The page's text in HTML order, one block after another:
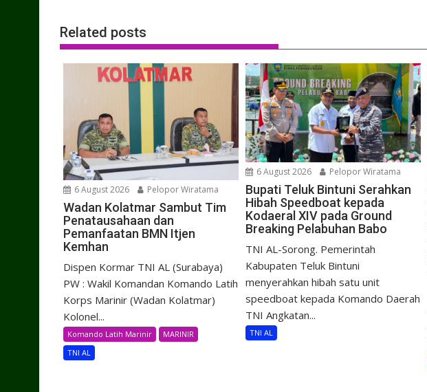
Related posts
6 August 2026 Pelopor Wiratama
Wadan Kolatmar Sambut Tim
Penatausahaan dan
Pemanfaatan BMN Itjen
Kemhan
Dispen Kormar TNI AL (Surabaya)
PW : Wakil Komandan Komando Latih
Korps Marinir (Wadan Kolatmar)
Kolonel...
Komando Latih Marinir
MARINIR
TNI AL
6 August 2026 Pelopor Wiratama
Bupati Teluk Bintuni Serahkan
Hibah Speedboat kepada
Kodaeral XIV pada Ground
Breaking Pelabuhan Babo
TNI AL-Sorong. Pemerintah
Kabupaten Teluk Bintuni
menyerahkan hibah satu unit
speedboat kepada Komando Daerah
TNI Angkatan...
TNI AL